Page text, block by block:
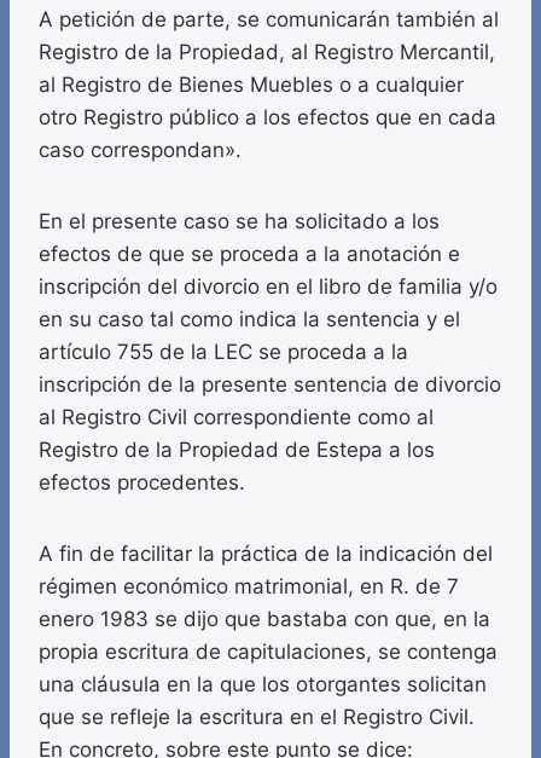
A petición de parte, se comunicarán también al
Registro de la Propiedad, al Registro Mercantil,
al Registro de Bienes Muebles o a cualquier
otro Registro público a los efectos que en cada
caso correspondan».
En el presente caso se ha solicitado a los
efectos de que se proceda a la anotación e
inscripción del divorcio en el libro de familia y/o
en su caso tal como indica la sentencia y el
artículo 755 de la LEC se proceda a la
inscripción de la presente sentencia de divorcio
al Registro Civil correspondiente como al
Registro de la Propiedad de Estepa a los
efectos procedentes.
A fin de facilitar la práctica de la indicación del
régimen económico matrimonial, en R. de 7
enero 1983 se dijo que bastaba con que, en la
propia escritura de capitulaciones, se contenga
una cláusula en la que los otorgantes solicitan
que se refleje la escritura en el Registro Civil.
En concreto, sobre este punto se dice: